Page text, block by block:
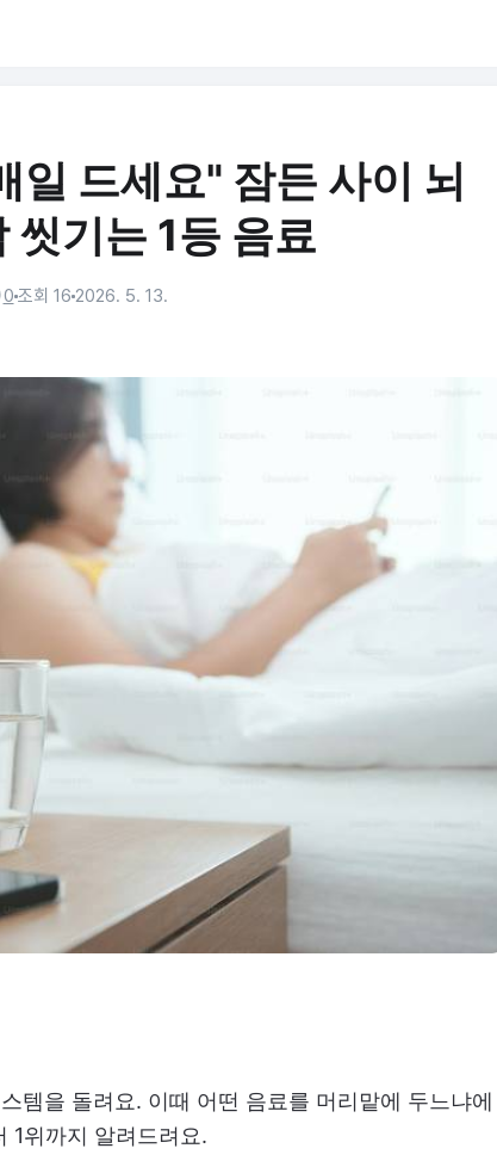
일 드세요" 잠든 사이 뇌
씻기는 1등 음료
0조회 162026. 5. 13.
템을 돌려요. 이때 어떤 음료를 머리맡에 두느냐에
1위까지 알려드려요.